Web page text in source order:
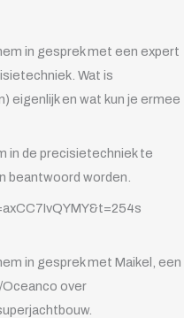
in gesprek met een expert
Wat is
eigenlijk en wat kun je ermee
in de precisietechniek te
beantwoord worden.
in gesprek met Maikel, een
over